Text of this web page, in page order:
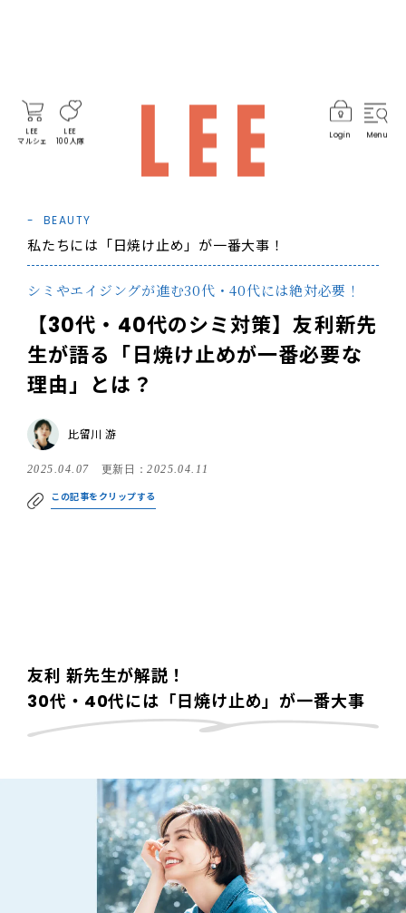
LEE
マルシェ
LEE
100人隊
Login Menu
BEAUTY
私たちには「日焼け止め」が一番大事！
シミやエイジングが進む30代・40代には絶対必要！
【30代・40代のシミ対策】友利新先
生が語る「日焼け止めが一番必要な
理由」とは？
比留川 游
2025.04.07 更新日：2025.04.11
この記事をクリップする
友利 新先生が解説！
30代・40代には「日焼け止め」が一番大事